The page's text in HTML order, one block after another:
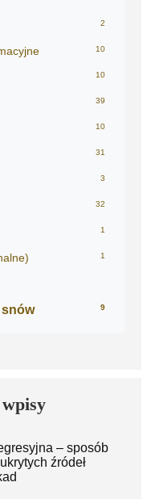
2
10
10
39
10
31
3
32
1
1
9
– sposób
źródeł